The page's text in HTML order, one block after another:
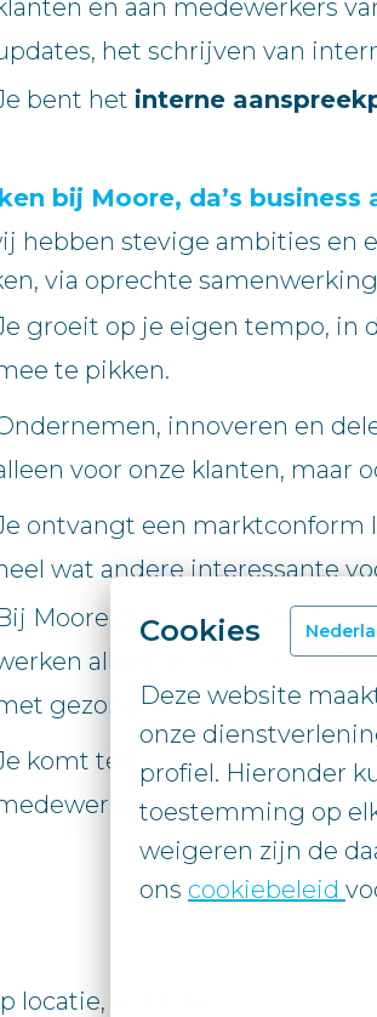
Cookies
Deze website
onze
profiel. Hieronder
toestemming op
weigeren zijn de
ons cookiebeleid
en aan medewerkers
het schrijven van
bent het interne
bij Moore, da’s business
hebben stevige ambities en
via oprechte
groeit op je eigen tempo, in
te pikken.
innoveren en
voor onze klanten, maar
ontvangt een
wat andere interessante
Moore gaan we er elke dag
alleen. In een gezonde
gezondheid, zowel fysiek
komt terecht in een warme
Moore“a Great
locatie, Hybride